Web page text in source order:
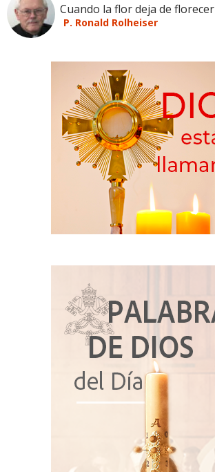
Cuando la flor deja de florecer
P. Ronald Rolheiser